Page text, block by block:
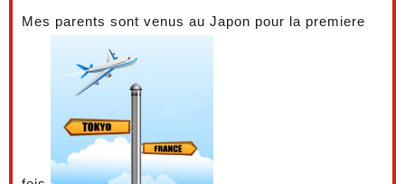
Mes parents sont venus au Japon pour la premiere